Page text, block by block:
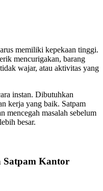
memiliki kepekaan tinggi.
mencurigakan, barang
wajar, atau aktivitas yang
instan. Dibutuhkan
kerja yang baik. Satpam
mencegah masalah sebelum
besar.
Satpam Kantor